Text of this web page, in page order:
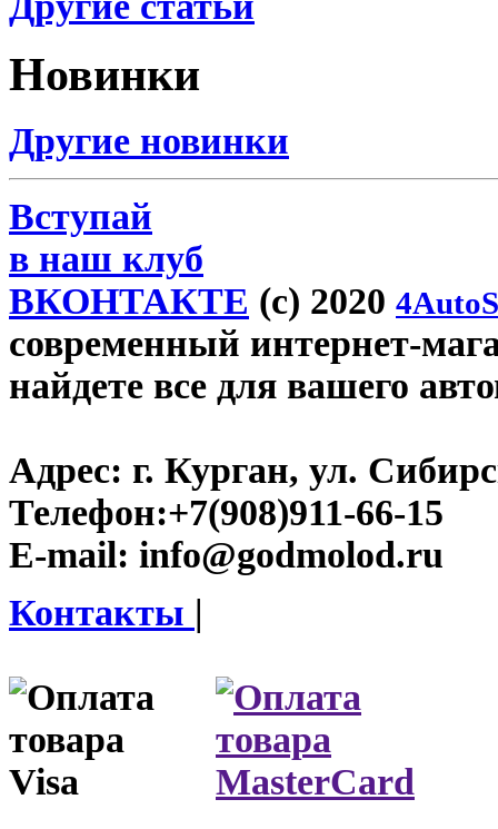
Новинки
Другие новинки
Вступай
в наш клуб
ВКОНТАКТЕ (c) 2020
современный интернет-
найдете все для вашего
Адрес: г. Курган, ул.
Телефон:+7(908)911-66-15
E-mail: info@godmolod.ru
Контакты |